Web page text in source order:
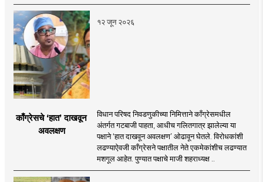
१२ जून २०२६
काँग्रेसचे ‘हात’ दाखवून
अवलक्षण
विधान परिषद निवडणुकीच्या निमित्ताने काँग्रेसमधील
अंतर्गत गटबाजी पाहता, आधीच गलितगात्र झालेल्या या
पक्षाने ‘हात दाखवून अवलक्षण’ ओढावून घेतले. विरोधकांशी
लढण्याऐवजी काँग्रेसने पक्षातील नेते एकमेकांशीच लढण्यात
मशगूल आहेत. पुण्यात पक्षाचे माजी शहराध्यक्ष ..